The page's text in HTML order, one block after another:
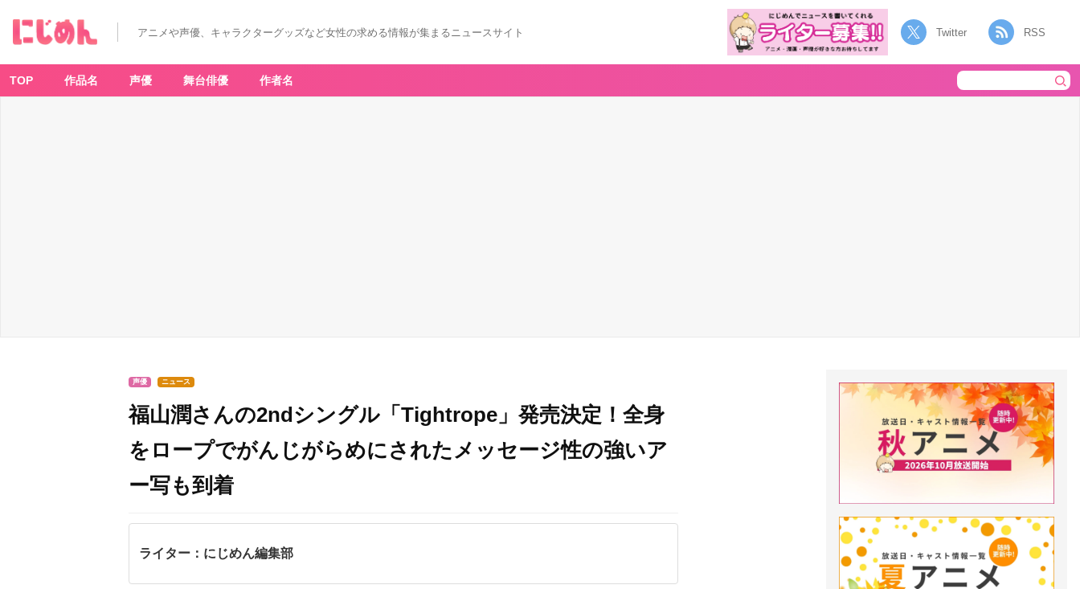
アニメや声優、キャラクターグッズなど女性の求める情報が集まるニュースサイト Twitter RSS
TOP 作品名 声優 舞台俳優 作者名
声優 ニュース
福山潤さんの2ndシングル「Tightrope」発売決定！全身
をロープでがんじがらめにされたメッセージ性の強いア
ー写も到着
ライター：にじめん編集部